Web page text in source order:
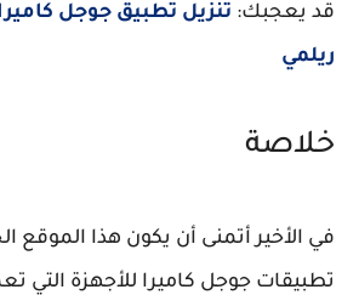
قد يعجبك: تنزيل تطبيق جوجل
ريلمي
خلاصة
في الأخير أتمنى أن يكون هذا الموقع
تطبيقات جوجل كاميرا للأجهزة التي